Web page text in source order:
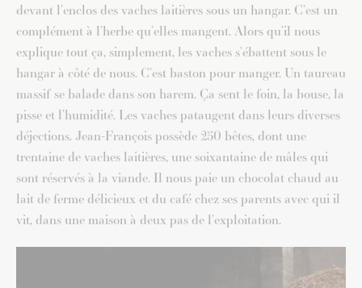
devant l’enclos des vaches laitières sous un hangar. C’est un
complément à l’herbe qu’elles mangent. Alors qu’il nous
explique tout ça, simplement, les vaches s’ébattent sous le
hangar à côté de nous. C’est baston pour manger. Un taureau
massif se balade dans son harem. Ça sent le foin, la bouse, la
pisse et l’humidité. Les vaches pataugent dans leurs diverses
déjections. Jean-François possède 250 bêtes, dont une
trentaine de vaches laitières, une soixantaine de mâles qui
sont réservés à la viande. Il nous paie un chocolat chaud au
lait de ferme délicieux et du café chez ses parents avec qui il
vit, dans une maison à deux pas de l’exploitation.